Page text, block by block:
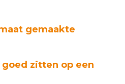
gemaakte
zitten op een